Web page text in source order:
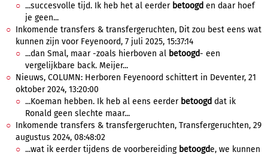
...succesvolle tijd. Ik heb het al eerder betoogd en daar hoef
je geen...
Inkomende transfers & transfergeruchten, Dit zou best eens wat
kunnen zijn voor Feyenoord, 7 juli 2025, 15:37:14
...dan Smal, maar -zoals hierboven al betoogd- een
vergelijkbare back. Meijer...
Nieuws, COLUMN: Herboren Feyenoord schittert in Deventer, 21
oktober 2024, 13:20:00
...Koeman hebben. Ik heb al eens eerder betoogd dat ik
Ronald geen slechte maar...
Inkomende transfers & transfergeruchten, Transfergeruchten, 29
augustus 2024, 08:48:02
...wat ik eerder tijdens de voorbereiding betoogde, we kunnen